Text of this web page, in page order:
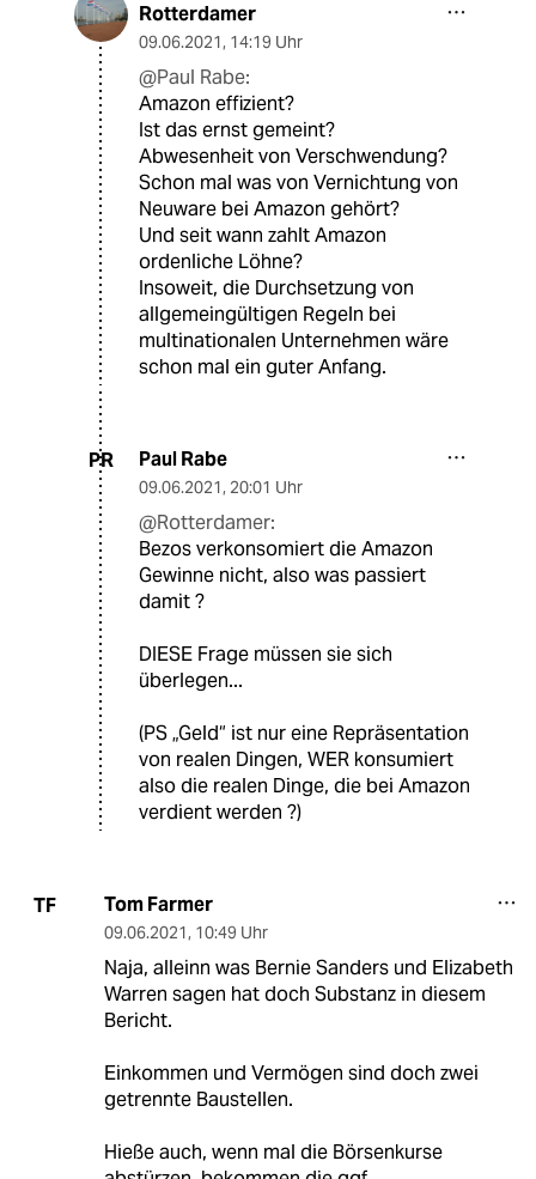
Rotterdamer
09.06.2021, 14:19 Uhr
@Paul Rabe:
Amazon effizient?
Ist das ernst gemeint?
Abwesenheit von Verschwendung?
Schon mal was von Vernichtung von
Neuware bei Amazon gehört?
Und seit wann zahlt Amazon
ordenliche Löhne?
Insoweit, die Durchsetzung von
allgemeingültigen Regeln bei
multinationalen Unternehmen wäre
schon mal ein guter Anfang.
PR Paul Rabe
09.06.2021, 20:01 Uhr
@Rotterdamer:
Bezos verkonsomiert die Amazon
Gewinne nicht, also was passiert
damit ?
DIESE Frage müssen sie sich
überlegen...
(PS „Geld“ ist nur eine Repräsentation
von realen Dingen, WER konsumiert
also die realen Dinge, die bei Amazon
verdient werden ?)
TF Tom Farmer
09.06.2021, 10:49 Uhr
Naja, alleinn was Bernie Sanders und Elizabeth
Warren sagen hat doch Substanz in diesem
Bericht.
Einkommen und Vermögen sind doch zwei
getrennte Baustellen.
Hieße auch, wenn mal die Börsenkurse